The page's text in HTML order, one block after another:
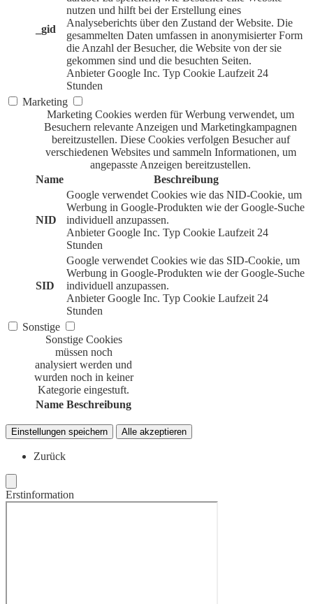
_gid
nutzen und hilft bei der Erstellung eines
Analyseberichts über den Zustand der Website. Die
gesammelten Daten umfassen in anonymisierter Form
die Anzahl der Besucher, die Website von der sie
gekommen sind und die besuchten Seiten.
Anbieter Google Inc. Typ Cookie Laufzeit 24
Stunden
Marketing
Marketing Cookies werden für Werbung verwendet, um
Besuchern relevante Anzeigen und Marketingkampagnen
bereitzustellen. Diese Cookies verfolgen Besucher auf
verschiedenen Websites und sammeln Informationen, um
angepasste Anzeigen bereitzustellen.
Name
Beschreibung
NID
Google verwendet Cookies wie das NID-Cookie, um
Werbung in Google-Produkten wie der Google-Suche
individuell anzupassen.
Anbieter Google Inc. Typ Cookie Laufzeit 24
Stunden
SID
Google verwendet Cookies wie das SID-Cookie, um
Werbung in Google-Produkten wie der Google-Suche
individuell anzupassen.
Anbieter Google Inc. Typ Cookie Laufzeit 24
Stunden
Sonstige
Sonstige Cookies
müssen noch
analysiert werden und
wurden noch in keiner
Kategorie eingestuft.
Name Beschreibung
Einstellungen speichern Alle akzeptieren
Zurück
Erstinformation